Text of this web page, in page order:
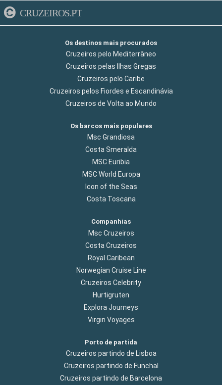
CRUZEIROS.PT
Os destinos mais procurados
Cruzeiros pelo Mediterrâneo
Cruzeiros pelas Ilhas Gregas
Cruzeiros pelo Caribe
Cruzeiros pelos Fiordes e Escandinávia
Cruzeiros de Volta ao Mundo
Os barcos mais populares
Msc Grandiosa
Costa Smeralda
MSC Euribia
MSC World Europa
Icon of the Seas
Costa Toscana
Companhias
Msc Cruzeiros
Costa Cruzeiros
Royal Caribean
Norwegian Cruise Line
Cruzeiros Celebrity
Hurtigruten
Explora Journeys
Virgin Voyages
Porto de partida
Cruzeiros partindo de Lisboa
Cruzeiros partindo de Funchal
Cruzeiros partindo de Barcelona